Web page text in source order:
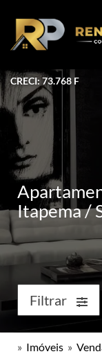
CRECI: 73.768 F
Itapema /
Filtrar
» Imóveis »